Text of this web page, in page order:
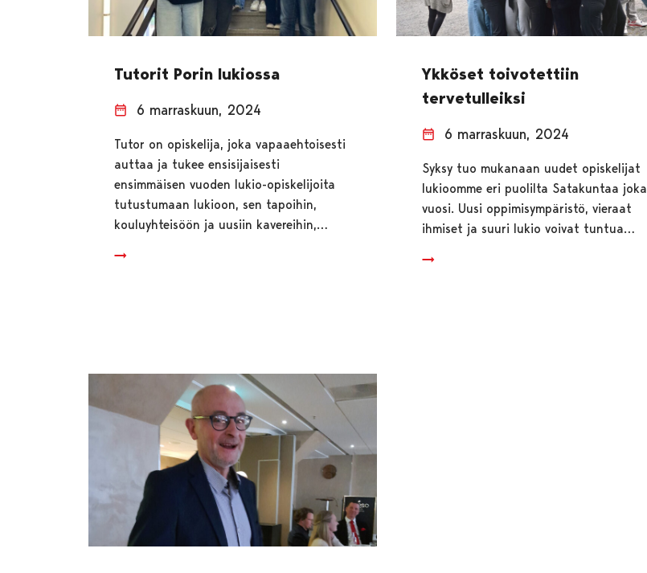
Tutorit Porin lukiossa
6 marraskuun, 2024
Tutor on opiskelija, joka vapaaehtoisesti
auttaa ja tukee ensisijaisesti
ensimmäisen vuoden lukio-opiskelijoita
tutustumaan lukioon, sen tapoihin,
kouluyhteisöön ja uusiin kavereihin,…
Ykköset toivotettiin
tervetulleiksi
6 marraskuun, 2024
Syksy tuo mukanaan uudet opiskelijat
lukioomme eri puolilta Satakuntaa joka
vuosi. Uusi oppimisympäristö, vieraat
ihmiset ja suuri lukio voivat tuntua…